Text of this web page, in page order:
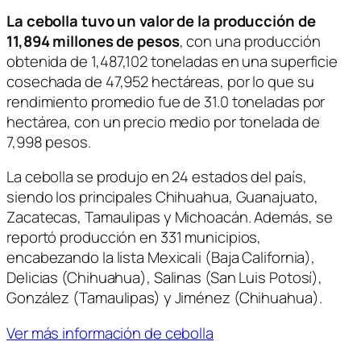
La cebolla tuvo un valor de la producción de
11,894 millones de pesos, con una producción
obtenida de 1,487,102 toneladas en una superficie
cosechada de 47,952 hectáreas, por lo que su
rendimiento promedio fue de 31.0 toneladas por
hectárea, con un precio medio por tonelada de
7,998 pesos.
La cebolla se produjo en 24 estados del país,
siendo los principales Chihuahua, Guanajuato,
Zacatecas, Tamaulipas y Michoacán. Además, se
reportó producción en 331 municipios,
encabezando la lista Mexicali (Baja California),
Delicias (Chihuahua), Salinas (San Luis Potosí),
González (Tamaulipas) y Jiménez (Chihuahua).
Ver más información de cebolla